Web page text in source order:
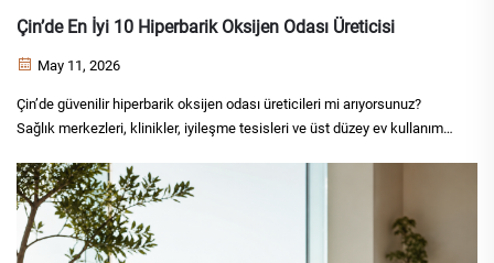
Çin’de En İyi 10 Hiperbarik Oksijen Odası Üreticisi
May 11, 2026
Çin’de güvenilir hiperbarik oksijen odası üreticileri mi arıyorsunuz?
Sağlık merkezleri, klinikler, iyileşme tesisleri ve üst düzey ev kullanımı